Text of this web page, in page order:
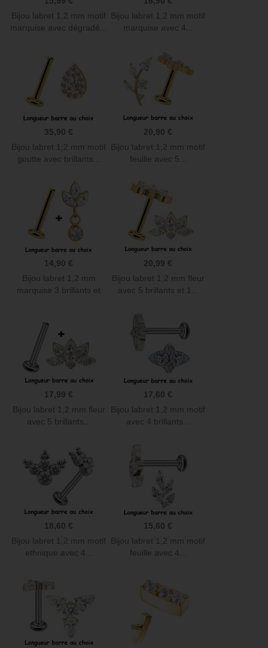
Bijou labret 1,2 mm motif
marquise avec dégradé...
Bijou labret 1,2 mm motif
marquise avec 4...
35,90 €
Bijou labret 1,2 mm motif
goutte avec brillants...
20,90 €
Bijou labret 1,2 mm motif
feuille avec 5...
14,90 €
Bijou labret 1,2 mm
marquise 3 brillants et
20,99 €
Bijou labret 1,2 mm fleur
avec 5 brillants et 1...
17,99 €
Bijou labret 1,2 mm fleur
avec 5 brillants...
17,60 €
Bijou labret 1,2 mm motif
avec 4 brillants...
18,60 €
Bijou labret 1,2 mm motif
ethnique avec 4...
15,60 €
Bijou labret 1,2 mm motif
feuille avec 4...